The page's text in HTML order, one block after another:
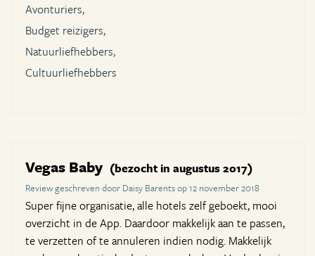
Avonturiers,
Budget reizigers,
Natuurliefhebbers,
Cultuurliefhebbers
Vegas Baby (bezocht in augustus 2017)
Review geschreven door Daisy Barents op 12 november 2018
Super fijne organisatie, alle hotels zelf geboekt, mooi
overzicht in de App. Daardoor makkelijk aan te passen,
te verzetten of te annuleren indien nodig. Makkelijk